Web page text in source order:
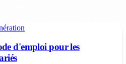
d'emploi pour les